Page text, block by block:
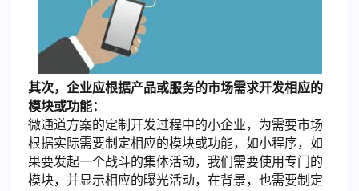
其次，企业应根据产品或服务的市场需求开发相应的
模块或功能：
微通道方案的定制开发过程中的小企业，为需要市场
根据实际需要制定相应的模块或功能，如小程序，如
果要发起一个战斗的集体活动，我们需要使用专门的
模块，并显示相应的曝光活动，在背景，也需要制定